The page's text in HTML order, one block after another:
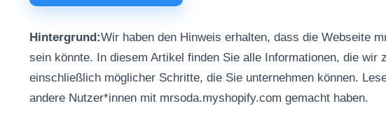
Hintergrund:Wir haben den Hinweis erhalten, dass die Webseite
sein könnte. In diesem Artikel finden Sie alle Informationen, die wir
einschließlich möglicher Schritte, die Sie unternehmen können.
andere Nutzer*innen mit mrsoda.myshopify.com gemacht haben.